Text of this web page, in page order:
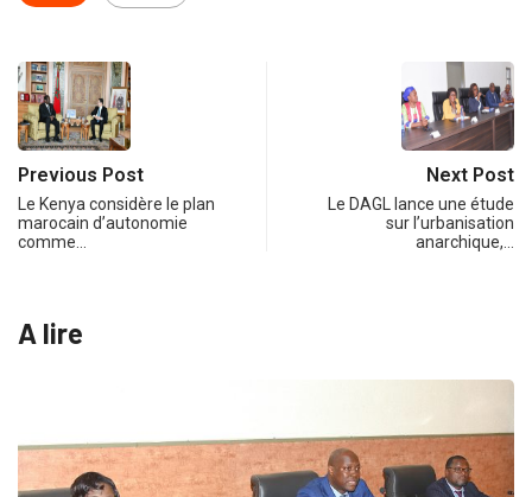
Previous Post
Le Kenya considère le plan
marocain d’autonomie
comme…
Next Post
Le DAGL lance une étude
sur l’urbanisation
anarchique,…
A lire